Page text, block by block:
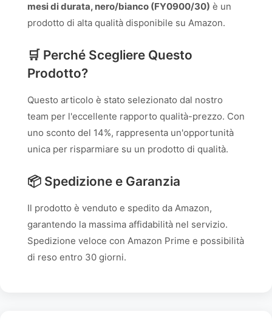
mesi di durata, nero/bianco (FY0900/30) è un
prodotto di alta qualità disponibile su Amazon.
🛒 Perché Scegliere Questo
Prodotto?
Questo articolo è stato selezionato dal nostro
team per l'eccellente rapporto qualità-prezzo. Con
uno sconto del 14%, rappresenta un'opportunità
unica per risparmiare su un prodotto di qualità.
📦 Spedizione e Garanzia
Il prodotto è venduto e spedito da Amazon,
garantendo la massima affidabilità nel servizio.
Spedizione veloce con Amazon Prime e possibilità
di reso entro 30 giorni.